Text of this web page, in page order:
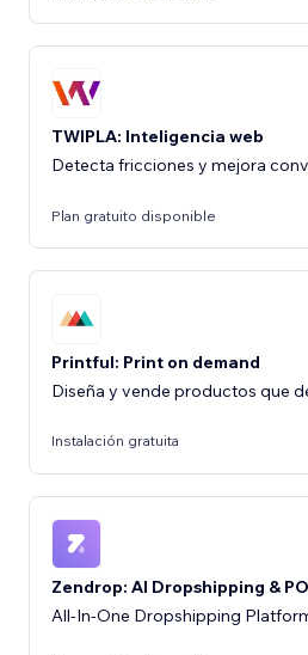
TWIPLA: Inteligencia web
Detecta fricciones y mejora
Plan gratuito disponible
Printful: Print on demand
Diseña y vende productos que
Instalación gratuita
Zendrop: AI Dropshipping &
All-In-One Dropshipping